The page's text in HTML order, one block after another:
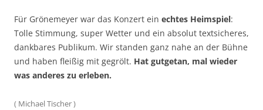
Für Grönemeyer war das Konzert ein echtes Heimspiel:
Tolle Stimmung, super Wetter und ein absolut textsicheres,
dankbares Publikum. Wir standen ganz nahe an der Bühne
und haben fleißig mit gegrölt. Hat gutgetan, mal wieder
was anderes zu erleben.
( Michael Tischer)